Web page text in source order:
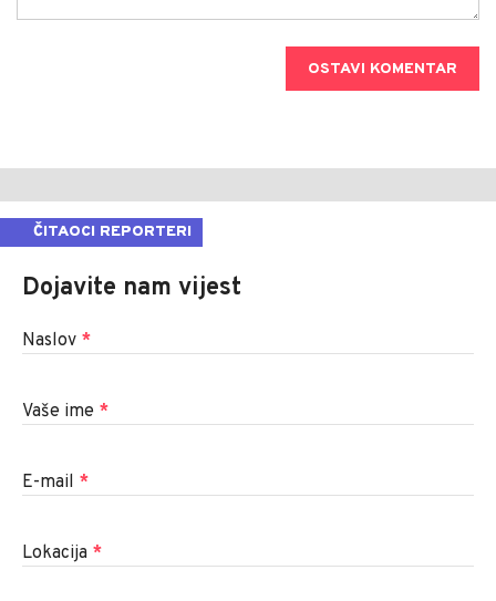
OSTAVI KOMENTAR
ČITAOCI REPORTERI
Dojavite nam vijest
Naslov *
Vaše ime *
E-mail *
Lokacija *